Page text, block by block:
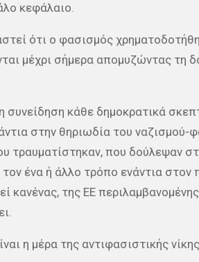
κεφάλαιο.
ότι ο φασισμός
μέχρι σήμερα απομυζώντας τη
συνείδηση κάθε δημοκρατικά
στην θηριωδία του
τραυματίστηκαν, που δούλεψαν
ένα ή άλλο τρόπο ενάντια στον
κανένας, της ΕΕ
η μέρα της αντιφασιστικής